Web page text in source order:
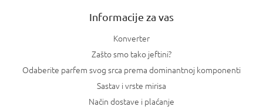
Informacije za vas
Konverter
Zašto smo tako jeftini?
Odaberite parfem svog srca prema dominantnoj komponenti
Sastav i vrste mirisa
Način dostave i plaćanje